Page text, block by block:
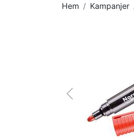
Hem Kampanjer